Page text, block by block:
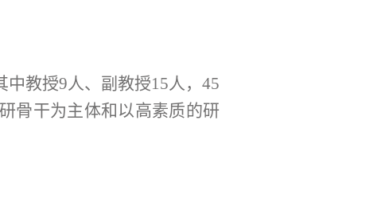
中教授9人、副教授15人，45
骨干为主体和以高素质的研